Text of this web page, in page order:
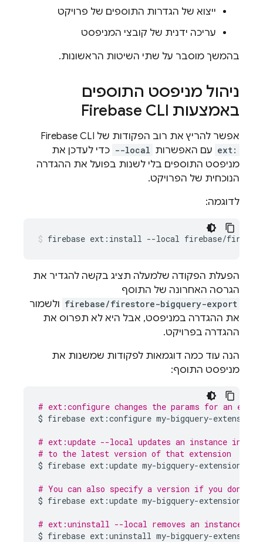
ייצוא של הגדרות התוספים של פרויקט
עריכה ידנית של קובצי המניפסט
בהמשך מוסבר על שתי השיטות הראשונות.
ניהול מניפסט התוספים
באמצעות Firebase CLI
אפשר להריץ את רוב הפקודות של Firebase CLI
ext: עם האפשרות --local כדי לעדכן את
מניפסט התוספים בלי לשנות בפועל את ההגדרה
הנוכחית של הפרויקט.
לדוגמה:
firebase ext:install --local firebase/
הפעלת הפקודה שלמעלה תציג בקשה להגדיר את
הגרסה האחרונה של התוסף
firebase/firestore-bigquery-export ולשמור
את ההגדרה במניפסט, אבל היא לא תפרוס את
ההגדרה בפרויקט.
הנה עוד כמה דוגמאות לפקודות שמשנות את
מניפסט התוסף:
# ext:configure changes the params for an
$ firebase ext:configure my-bigquery-extension
# ext:update --local updates an instance in
# to the latest version of that extension
$ firebase ext:update my-bigquery-extension
# You can also specify a version if you don't
$ firebase ext:update my-bigquery-extension
# ext:uninstall --local removes an instance
$ firebase ext:uninstall my-bigquery-extension